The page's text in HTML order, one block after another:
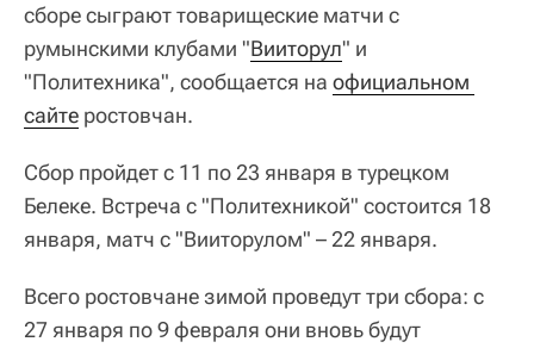
сборе сыграют товарищеские матчи с
румынскими клубами "Вииторул" и
"Политехника", сообщается на официальном
сайте ростовчан.
Сбор пройдет с 11 по 23 января в турецком
Белеке. Встреча с "Политехникой" состоится 18
января, матч с "Вииторулом" – 22 января.
Всего ростовчане зимой проведут три сбора: с
27 января по 9 февраля они вновь будут